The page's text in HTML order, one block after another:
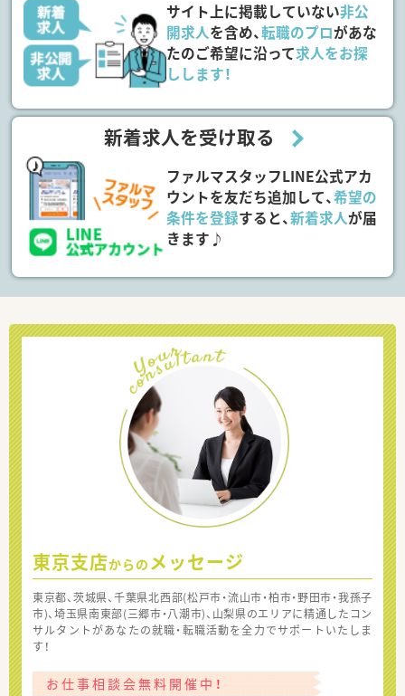
サイト上に掲載していない非公
開求人を含め、転職のプロがあな
たのご希望に沿って求人をお探
しします！
新着求人を受け取る
ファルマスタッフLINE公式アカ
ウントを友だち追加して、希望の
条件を登録すると、新着求人が届
きます♪
東京支店からの メッセージ
東京都、茨城県、千葉県北西部(松戸市・流山市・柏市・野田市・我孫子
市)、埼玉県南東部(三郷市・八潮市)、山梨県のエリアに精通したコン
サルタントがあなたの就職・転職活動を全力でサポートいたしま
す！
お仕事相談会無料開催中！